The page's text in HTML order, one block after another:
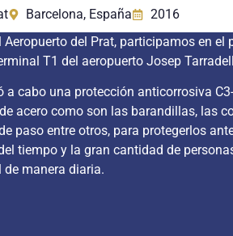
Barcelona, España
2016
del Prat, participamos en el
T1 del aeropuerto Josep
a cabo una protección anticorrosiva
acero como son las barandillas, las
paso entre otros, para protegerlos
tiempo y la gran cantidad de
manera diaria.